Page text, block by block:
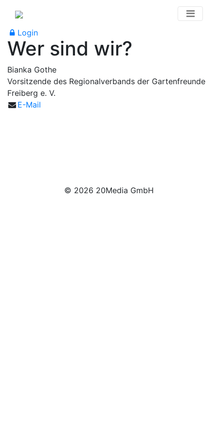
Login
Wer sind wir?
Bianka Gothe
Vorsitzende des Regionalverbands der Gartenfreunde
Freiberg e. V.
E-Mail
© 2026 20Media GmbH